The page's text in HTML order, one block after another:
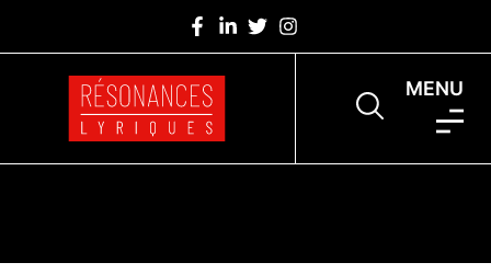
MENU